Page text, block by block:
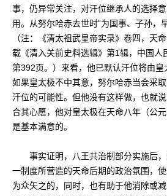
事，仍异常关注，对汗位继承人的选择
用。从努尔哈赤去世时“为国事、子孙，
（注：《清太祖武皇帝实录》卷四，天
载《清入关前史料选辑》第1辑，中国人
第392页。）来看，他已默认汗位将由皇
如果皇太极不中其意，努尔哈赤当会采
汗位的可能性。但他没有这样做，也就
合其心愿，他对皇太极在天命八年（公
是基本满意的。
事实证明，八王共治制部分实施后，
一制度所营造的天命后期的政治氛围，
为众矢之的，同时，也有助于他消除或